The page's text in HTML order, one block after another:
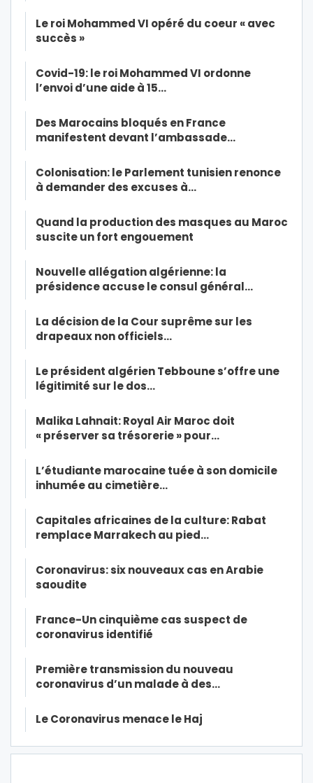
Le roi Mohammed VI opéré du coeur « avec
succès »
Covid-19: le roi Mohammed VI ordonne
l’envoi d’une aide à 15…
Des Marocains bloqués en France
manifestent devant l’ambassade…
Colonisation: le Parlement tunisien renonce
à demander des excuses à…
Quand la production des masques au Maroc
suscite un fort engouement
Nouvelle allégation algérienne: la
présidence accuse le consul général…
La décision de la Cour suprême sur les
drapeaux non officiels…
Le président algérien Tebboune s’offre une
légitimité sur le dos…
Malika Lahnait: Royal Air Maroc doit
« préserver sa trésorerie » pour…
L’étudiante marocaine tuée à son domicile
inhumée au cimetière…
Capitales africaines de la culture: Rabat
remplace Marrakech au pied…
Coronavirus: six nouveaux cas en Arabie
saoudite
France-Un cinquième cas suspect de
coronavirus identifié
Première transmission du nouveau
coronavirus d’un malade à des…
Le Coronavirus menace le Haj